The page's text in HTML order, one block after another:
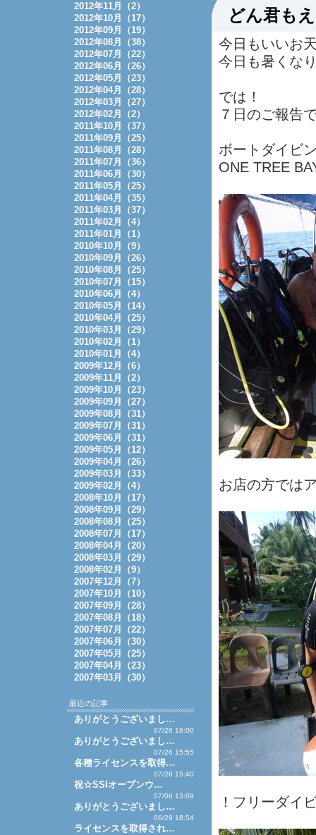
どん君も
今日もいいお
今日も暑くな
では！
７日のご報告
ボートダイビ
ONE TREE
お店の方では
！フリーダイ
2012年11月（2）
2012年10月（17）
2012年09月（19）
2012年08月（38）
2012年07月（22）
2012年06月（26）
2012年05月（23）
2012年04月（28）
2012年03月（27）
2012年02月（2）
2011年10月（37）
2011年09月（25）
2011年08月（28）
2011年07月（36）
2011年06月（30）
2011年05月（25）
2011年04月（35）
2011年03月（37）
2011年02月（4）
2011年01月（1）
2010年10月（9）
2010年09月（26）
2010年08月（25）
2010年07月（15）
2010年06月（4）
2010年05月（14）
2010年04月（25）
2010年03月（29）
2010年02月（1）
2010年01月（4）
2009年12月（6）
2009年11月（2）
2009年10月（23）
2009年09月（27）
2009年08月（31）
2009年07月（31）
2009年06月（31）
2009年05月（12）
2009年04月（26）
2009年03月（33）
2009年02月（4）
2008年10月（17）
2008年09月（29）
2008年08月（25）
2008年07月（17）
2008年04月（20）
2008年03月（29）
2008年02月（9）
2007年12月（7）
2007年10月（10）
2007年09月（28）
2007年08月（18）
2007年07月（22）
2007年06月（30）
2007年05月（25）
2007年04月（23）
2007年03月（30）
最近の記事
ありがとうございまし…
07/26 16:00
ありがとうございまし…
07/26 15:55
各種ライセンスを取得…
07/26 15:40
祝☆SSIオープンウ…
07/06 13:09
ありがとうございまし…
06/29 18:54
ライセンスを取得され…